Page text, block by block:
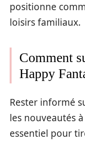
positionne
loisirs familiaux.
Comment
Happy
Rester informé
les nouveautés
essentiel pour